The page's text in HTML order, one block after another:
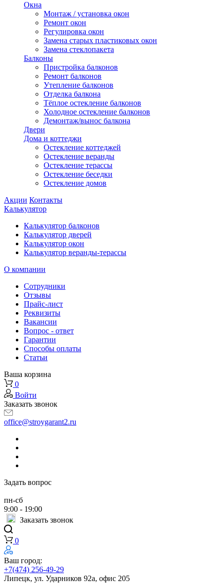
Окна
Монтаж / установка окон
Ремонт окон
Регулировка окон
Замена старых пластиковых окон
Замена стеклопакета
Балконы
Пристройка балконов
Ремонт балконов
Утепление балконов
Отделка балкона
Тёплое остекление балконов
Холодное остекление балконов
Демонтаж/вынос балкона
Двери
Дома и коттеджи
Остекление коттеджей
Остекление веранды
Остекление терассы
Остекление беседки
Остекление домов
Акции Контакты
Калькулятор
Калькулятор балконов
Калькулятор дверей
Калькулятор окон
Калькулятор веранды-терассы
О компании
Сотрудники
Отзывы
Прайс-лист
Реквизиты
Вакансии
Вопрос - ответ
Гарантии
Способы оплаты
Статьи
Ваша корзина
0
Войти
Заказать звонок
office@stroygarant2.ru
Задать вопрос
пн-сб
9:00 - 19:00
Заказать звонок
0
Ваш город:
+7(474) 256-49-29
Липецк, ул. Ударников 92а, офис 205